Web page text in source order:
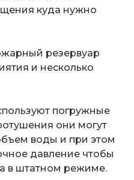
куда нужно
резервуар
и несколько
погружные
они могут
воды и при этом
давление чтобы
в штатном режиме.